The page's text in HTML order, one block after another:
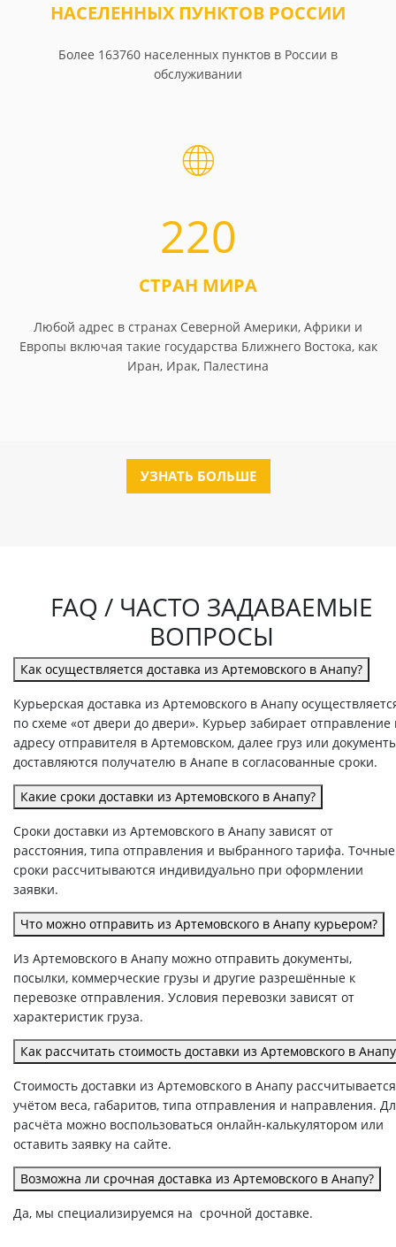
НАСЕЛЕННЫХ ПУНКТОВ РОССИИ
Более 163760 населенных пунктов в России в
обслуживании
220
СТРАН МИРА
Любой адрес в странах Северной Америки, Африки и
Европы включая такие государства Ближнего Востока, как
Иран, Ирак, Палестина
УЗНАТЬ БОЛЬШЕ
FAQ / ЧАСТО ЗАДАВАЕМЫЕ
ВОПРОСЫ
Как осуществляется доставка из Артемовского в Анапу?
Курьерская доставка из Артемовского в Анапу
по схеме «от двери до двери». Курьер забирает отправление
адресу отправителя в Артемовском, далее груз или
доставляются получателю в Анапе в согласованные сроки.
Какие сроки доставки из Артемовского в Анапу?
Сроки доставки из Артемовского в Анапу зависят от
расстояния, типа отправления и выбранного тарифа. Точные
сроки рассчитываются индивидуально при оформлении
заявки.
Что можно отправить из Артемовского в Анапу курьером?
Из Артемовского в Анапу можно отправить документы,
посылки, коммерческие грузы и другие разрешённые к
перевозке отправления. Условия перевозки зависят от
характеристик груза.
Как рассчитать стоимость доставки из Артемовского в
Стоимость доставки из Артемовского в Анапу
учётом веса, габаритов, типа отправления и направления.
расчёта можно воспользоваться онлайн-калькулятором или
оставить заявку на сайте.
Возможна ли срочная доставка из Артемовского в Анапу?
Да, мы специализируемся на срочной доставке.